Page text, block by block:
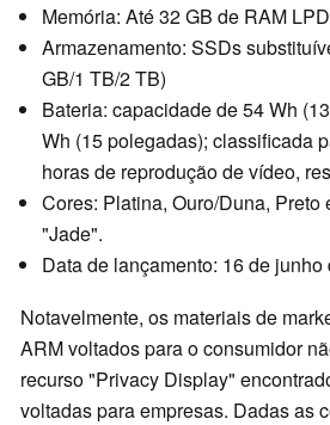
Memória: Até 32 GB de RAM
Armazenamento: SSDs
GB/1 TB/2 TB)
Bateria: capacidade de 54 Wh
Wh (15 polegadas); classificada
horas de reprodução de vídeo,
Cores: Platina, Ouro/Duna, Preto
"Jade".
Data de lançamento: 16 de junho
Notavelmente, os materiais de
ARM voltados para o consumidor
recurso "Privacy Display"
voltadas para empresas. Dadas as